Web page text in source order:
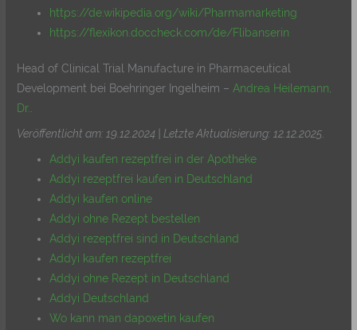
https://de.wikipedia.org/wiki/Pharmamarketing
https://flexikon.doccheck.com/de/Flibanserin
Head of Clinical Trial Manufacture in Pharmaceutical
Development bei Boehringer Ingelheim – Andrea Heilemann,
Dr.
Veröffentlicht am: 19.12.2024 | Letzte Aktualisierung: 12.12.2025
Addyi kaufen rezeptfrei in der Apotheke
Addyi rezeptfrei kaufen in Deutschland
Addyi kaufen online
Addyi ohne Rezept bestellen
Addyi rezeptfrei sind in Deutschland
Addyi kaufen rezeptfrei
Addyi ohne Rezept in Deutschland
Addyi Deutschland
Wo kann man dapoxetin kaufen